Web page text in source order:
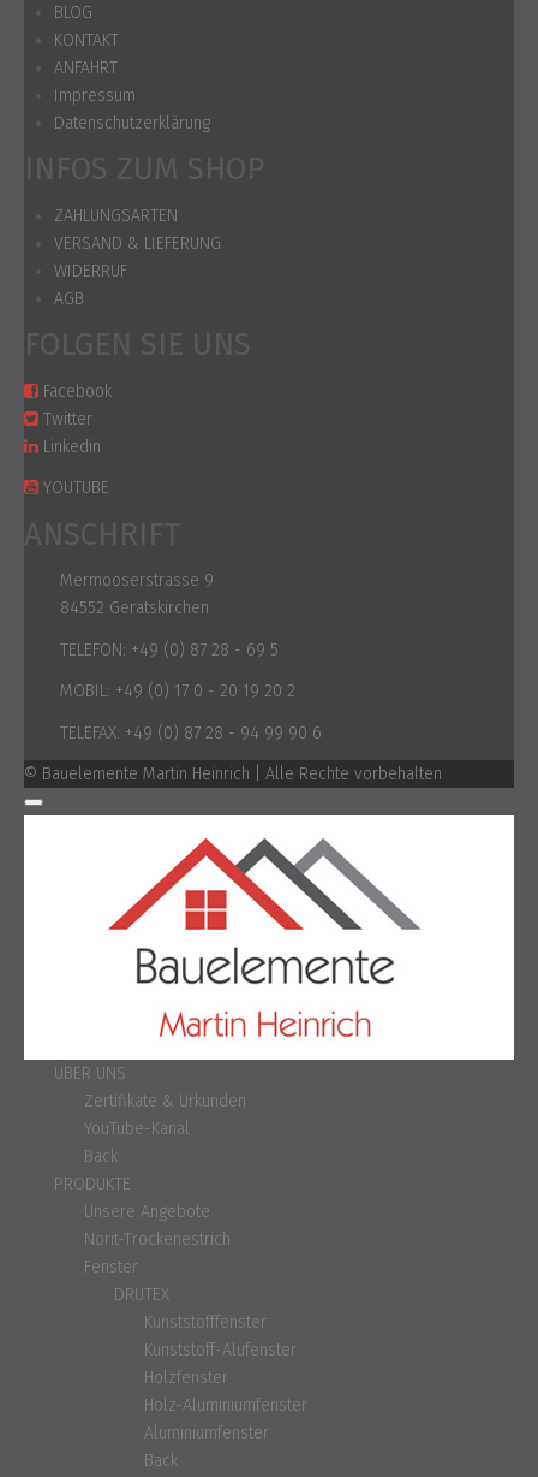
BLOG
KONTAKT
ANFAHRT
Impressum
Datenschutzerklärung
INFOS ZUM SHOP
ZAHLUNGSARTEN
VERSAND & LIEFERUNG
WIDERRUF
AGB
FOLGEN SIE UNS
Facebook
Twitter
Linkedin
YOUTUBE
ANSCHRIFT
Mermooserstrasse 9
84552 Geratskirchen
TELEFON: +49 (0) 87 28 - 69 5
MOBIL: +49 (0) 17 0 - 20 19 20 2
TELEFAX: +49 (0) 87 28 - 94 99 90 6
© Bauelemente Martin Heinrich | Alle Rechte vorbehalten
ÜBER UNS
Zertifikate & Urkunden
YouTube-Kanal
Back
PRODUKTE
Unsere Angebote
Norit-Trockenestrich
Fenster
DRUTEX
Kunststofffenster
Kunststoff-Alufenster
Holzfenster
Holz-Aluminiumfenster
Aluminiumfenster
Back